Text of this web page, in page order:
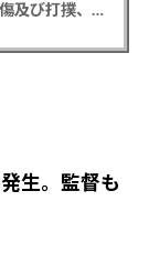
元EXILE黒木啓司 妻・宮崎麗果被告へのDV事案で逮捕されていた 宮崎は全身打撲、頭部裂傷及び打撲、頸部損傷の怪我
生。監督も